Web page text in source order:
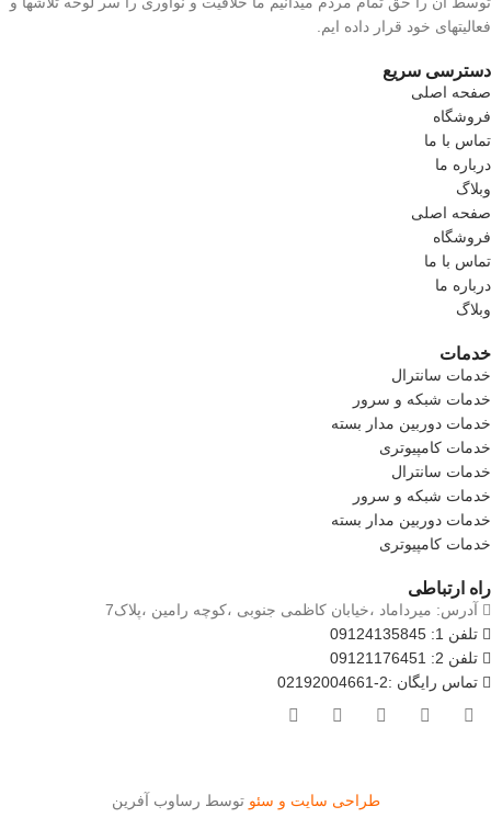
فعالیتهای خود قرار داده ایم.
دسترسی سریع
صفحه اصلی
فروشگاه
تماس با ما
درباره ما
وبلاگ
صفحه اصلی
فروشگاه
تماس با ما
درباره ما
وبلاگ
خدمات
خدمات سانترال
خدمات شبکه و سرور
خدمات دوربین مدار بسته
خدمات کامپیوتری
خدمات سانترال
خدمات شبکه و سرور
خدمات دوربین مدار بسته
خدمات کامپیوتری
راه ارتباطی
آدرس: میرداماد ،خیابان کاظمی جنوبی ،کوچه رامین ،پلاک7
تلفن 1: 09124135845
تلفن 2: 09121176451
تماس رایگان :2-02192004661
طراحی سایت و سئو توسط رساوب آفرین